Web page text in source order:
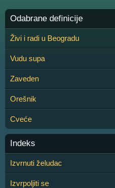
Odabrane definicije
Živi i radi u Beogradu
Vudu supa
Zaveden
Orešnik
Cveće
Indeks
Izvrnuti želudac
Izvrpoljiti se